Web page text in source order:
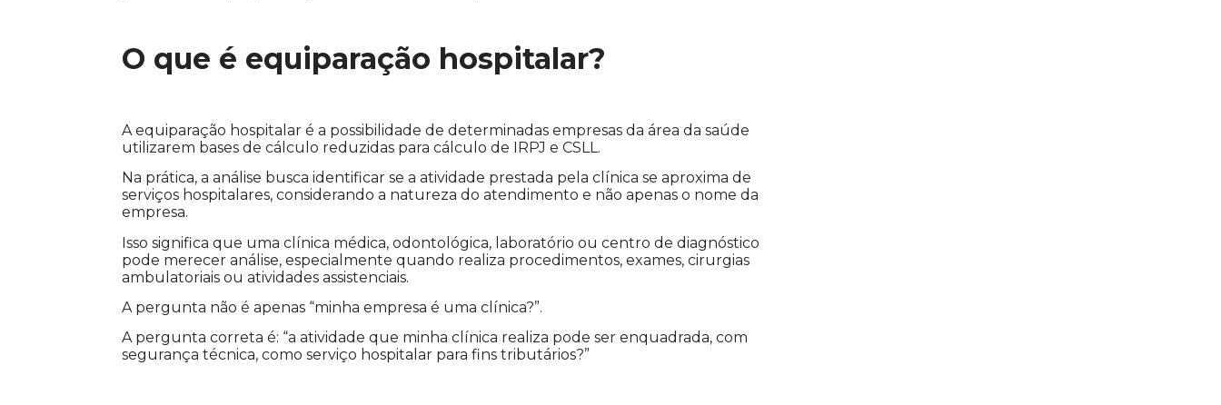
O que é equiparação hospitalar?
A equiparação hospitalar é a possibilidade de determinadas empresas da área da saúde
utilizarem bases de cálculo reduzidas para cálculo de IRPJ e CSLL.
Na prática, a análise busca identificar se a atividade prestada pela clínica se aproxima de
serviços hospitalares, considerando a natureza do atendimento e não apenas o nome da
empresa.
Isso significa que uma clínica médica, odontológica, laboratório ou centro de diagnóstico
pode merecer análise, especialmente quando realiza procedimentos, exames, cirurgias
ambulatoriais ou atividades assistenciais.
A pergunta não é apenas “minha empresa é uma clínica?”.
A pergunta correta é: “a atividade que minha clínica realiza pode ser enquadrada, com
segurança técnica, como serviço hospitalar para fins tributários?”